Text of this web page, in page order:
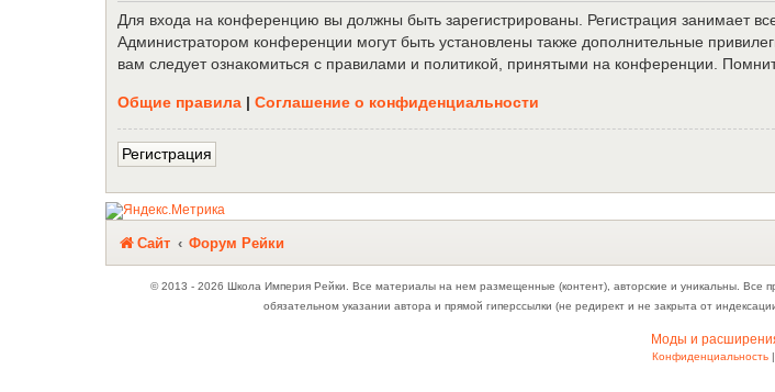
Для входа на конференцию вы должны быть зарегистрированы. Регистрация занимает
Администратором конференции могут быть установлены также дополнительные
вам следует ознакомиться с правилами и политикой, принятыми на конференции.
Общие правила | Соглашение о конфиденциальности
Регистрация
Сайт Форум Рейки
Связаться с
© 2013 - 2026 Школа Империя Рейки. Все материалы на нем размещенные (контент), авторские и уникальны.
обязательном указании автора и прямой гиперссылки (не редирект и не закрыта от
Моды и
Конфиденциальность|